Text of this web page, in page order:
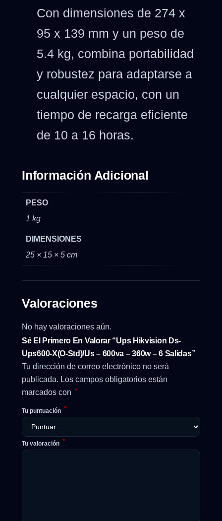
Con dimensiones de 274 x
95 x 139 mm y un peso de
5.4 kg, combina portabilidad
y robustez para adaptarse a
cualquier espacio, con un
tiempo de recarga eficiente
de 10 a 16 horas.
Información Adicional
PESO
1 kg
DIMENSIONES
25 × 15 × 5 cm
Valoraciones
No hay valoraciones aún.
Sé El Primero En Valorar “Ups Hikvision Ds-
Ups600-X(O-Std)/Us – 600va – 360w – 6 Salidas”
Tu dirección de correo electrónico no será
publicada. Los campos obligatorios están
marcados con *
Tu puntuación *
Tu valoración *